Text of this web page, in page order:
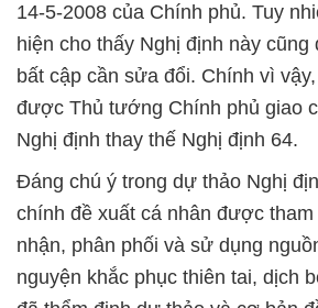
14-5-2008 của Chính phủ. Tuy
hiện cho thấy Nghị định này cũng
bất cập cần sửa đổi. Chính vì
được Thủ tướng Chính phủ giao
Nghị định thay thế Nghị định 64.
Đáng chú ý trong dự thảo Nghị
chính đề xuất cá nhân được
nhận, phân phối và sử dụng
nguyện khắc phục thiên tai, dịch